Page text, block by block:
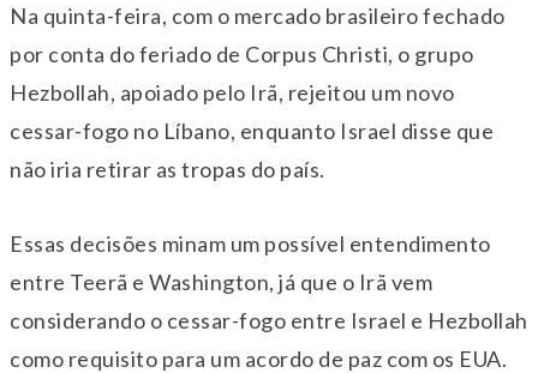
Na quinta-feira, com o mercado brasileiro fechado
por conta do feriado de Corpus Christi, o grupo
Hezbollah, apoiado pelo Irã, rejeitou um novo
cessar-fogo no Líbano, enquanto Israel disse que
não iria retirar as tropas do país.
Essas decisões minam um possível entendimento
entre Teerã e Washington, já que o Irã vem
considerando o cessar-fogo entre Israel e Hezbollah
como requisito para um acordo de paz com os EUA.